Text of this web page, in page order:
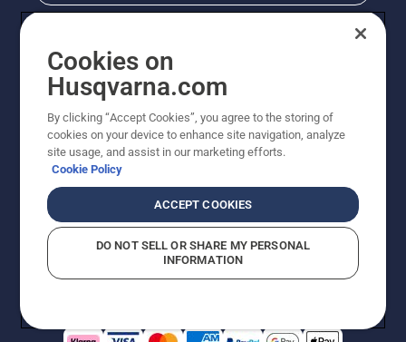
© Husqvarna AB (publ). All rights reserved. Priserna
som visas är rekommenderade cirkapriser. Alla angivna
priser är rekommenderade försäljningspriser (inkl.
moms) om inte produkten är tillgänglig för direkt köp.
CookiepolicyAnvändningsvillkor Sekretessmeddelande
Rapportera misstänkta överträdelser
Cookies on
Husqvarna.com
By clicking “Accept Cookies”, you agree to the storing of
cookies on your device to enhance site navigation, analyze
site usage, and assist in our marketing efforts.
Cookie Policy
ACCEPT COOKIES
DO NOT SELL OR SHARE MY PERSONAL
INFORMATION